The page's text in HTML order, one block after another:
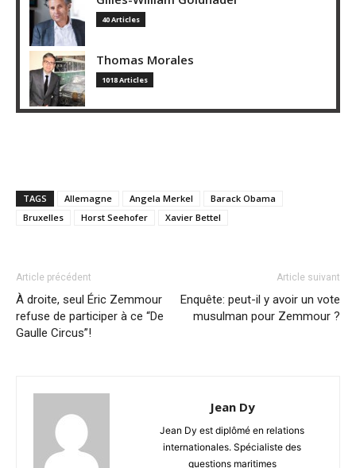
40 Articles
Thomas Morales
1018 Articles
TAGS Allemagne Angela Merkel
Barack Obama
Bruxelles
Horst Seehofer Xavier Bettel
Article précédent
À droite, seul Éric Zemmour
refuse de participer à ce “De
Gaulle Circus”!
Article suivant
Enquête: peut-il y avoir un vote
musulman pour Zemmour ?
Jean Dy
Jean Dy est diplômé en relations
internationales. Spécialiste des
questions maritimes